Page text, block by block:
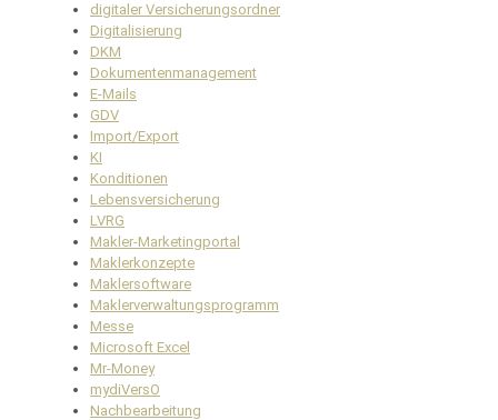
digitaler Versicherungsordner
Digitalisierung
DKM
Dokumentenmanagement
E-Mails
GDV
Import/Export
KI
Konditionen
Lebensversicherung
LVRG
Makler-Marketingportal
Maklerkonzepte
Maklersoftware
Maklerverwaltungsprogramm
Messe
Microsoft Excel
Mr-Money
mydiVersO
Nachbearbeitung